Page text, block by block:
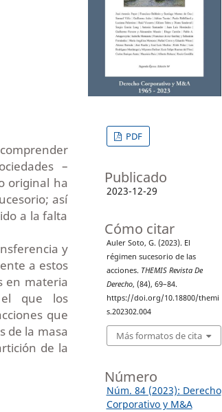
–
original ha
así
a la falta
y
a estos
en materia
que los
que
de la masa
de la
PDF
Publicado
2023-12-29
Cómo citar
Auler Soto, G. (2023). El
régimen sucesorio de las
acciones. THEMIS Revista De
Derecho, (84), 69–84.
https://doi.org/10.18800/themi
s.202302.004
Más formatos de cita
Número
Núm. 84 (2023): Derecho
Corporativo y M&A